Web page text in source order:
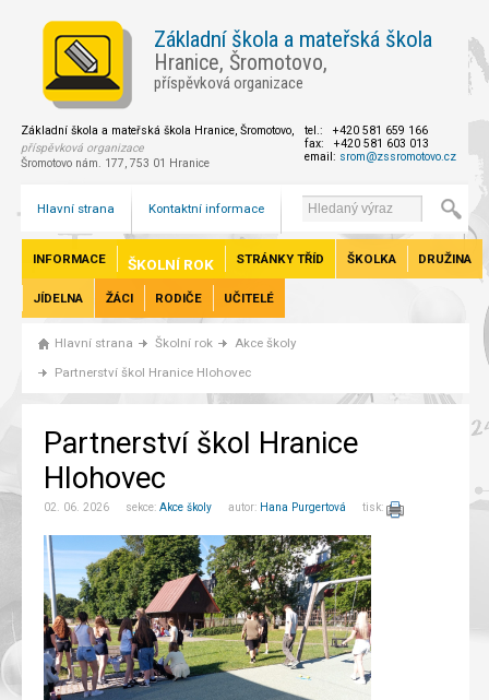
Základní škola a mateřská škola
Hranice, Šromotovo,
příspěvková organizace
Základní škola a mateřská škola Hranice, Šromotovo,
příspěvková organizace
Šromotovo nám. 177, 753 01 Hranice
tel.: +420 581 659 166
fax: +420 581 603 013
email: srom@zssromotovo.cz
Hlavní strana Kontaktní informace
INFORMACE ŠKOLNÍ ROK STRÁNKY TŘÍD ŠKOLKA DRUŽINA
JÍDELNA ŽÁCI RODIČE UČITELÉ
Hlavní strana Školní rok
Akce školy
Partnerství škol Hranice Hlohovec
Partnerství škol Hranice
Hlohovec
02. 06. 2026 sekce: Akce školy autor: Hana Purgertová tisk: